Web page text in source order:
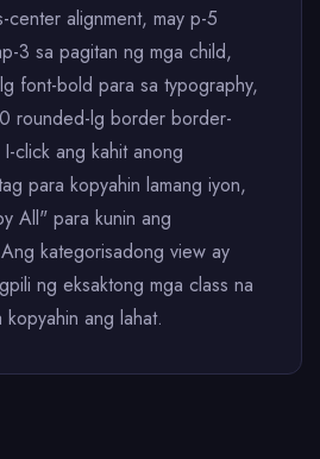
center alignment, may p-5
3 sa pagitan ng mga child,
font-bold para sa typography,
rounded-lg border border-
click ang kahit anong
para kopyahin lamang iyon,
All" para kunin ang
kategorisadong view ay
ng eksaktong mga class na
kopyahin ang lahat.